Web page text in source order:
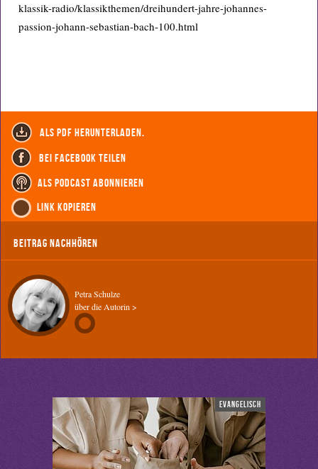
klassik-radio/klassikthemen/dreihundert-jahre-johannes-
passion-johann-sebastian-bach-100.html
als PDF herunterladen.
bei Facebook teilen
als Podcast abonnieren
Link kopieren
Beitrag nachhören
Petra Schulze
über die Autorin >
evangelisch